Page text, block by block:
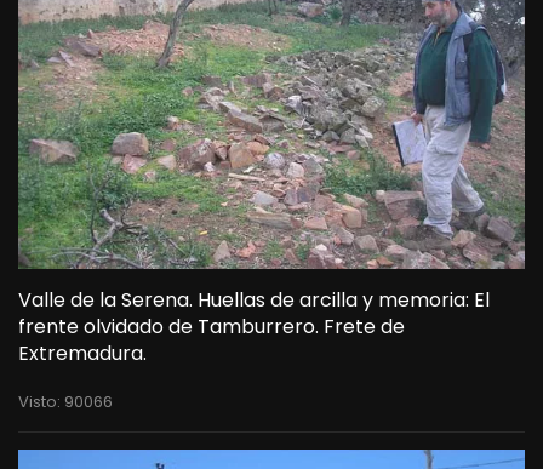
Valle de la Serena. Huellas de arcilla y memoria: El
frente olvidado de Tamburrero. Frete de
Extremadura.
Visto: 90066